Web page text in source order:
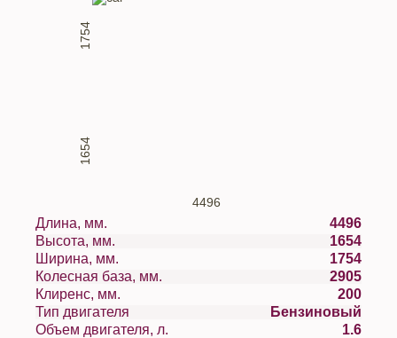
4496
1654
1754
Длина, мм.
4496
Высота, мм.
1654
Ширина, мм.
1754
Колесная база, мм.
2905
Клиренс, мм.
200
Тип двигателя
Бензиновый
Объем двигателя, л.
1.6